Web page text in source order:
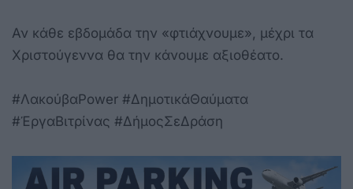
Αν κάθε εβδομάδα την «φτιάχνουμε», μέχρι τα
Χριστούγεννα θα την κάνουμε αξιοθέατο.
#ΛακούβαPower #ΔημοτικάΘαύματα
#ΈργαΒιτρίνας #ΔήμοςΣεΔράση